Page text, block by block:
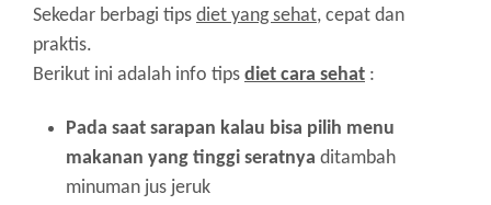
Sekedar berbagi tips diet yang sehat, cepat dan
praktis.
Berikut ini adalah info tips diet cara sehat :
Pada saat sarapan kalau bisa pilih menu
makanan yang tinggi seratnya ditambah
minuman jus jeruk